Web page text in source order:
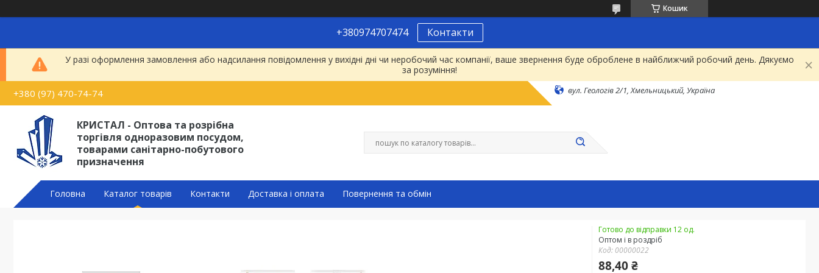
Кошик
+380974707474 Контакти
У разі оформлення замовлення або надсилання повідомлення у вихідні дні чи неробочий час компанії, ваше звернення буде оброблене в найближчий робочий день. Дякуємо
за розуміння!
+380 (97) 470-74-74 вул. Геологів 2/1, Хмельницький, Україна
КРИСТАЛ - Оптова та розрібна
торгівля одноразовим посудом,
товарами санітарно-побутового
призначення
Головна Каталог товарів Контакти Доставка і оплата Повернення та обмін
Готово до відправки 12 од.
Оптом і в роздріб
Код: 00000022
88,40 ₴